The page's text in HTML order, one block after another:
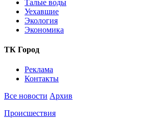
Талые воды
Уехавшие
Экология
Экономика
ТК Город
Реклама
Контакты
Все новости Архив
Происшествия